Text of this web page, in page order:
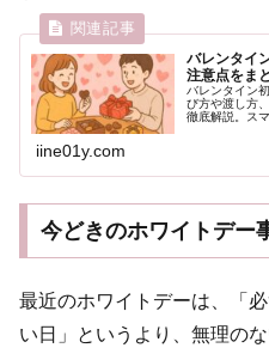
バレンタイ
注意点をま
バレンタイン
び方や渡し方
徹底解説。ス
iine01y.com
今どきのホワイトデー
最近のホワイトデーは、「
い日」というより、無理の